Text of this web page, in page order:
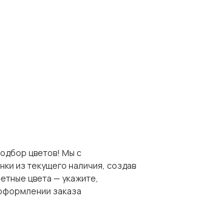
цветов! Мы с
из текущего наличия, создав
цвета — укажите,
заказа